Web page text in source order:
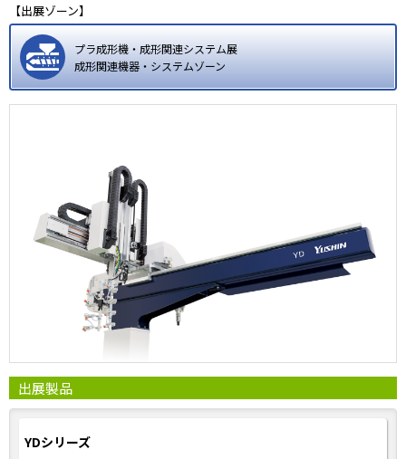
【出展ゾーン】
プラ成形機・成形関連システム展
成形関連機器・システムゾーン
出展製品
YDシリーズ